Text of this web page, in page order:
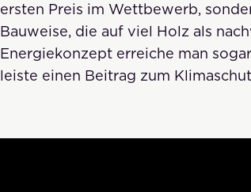
ersten Preis im Wettbewerb,
Bauweise, die auf viel Holz als
Energiekonzept erreiche man
leiste einen Beitrag zum